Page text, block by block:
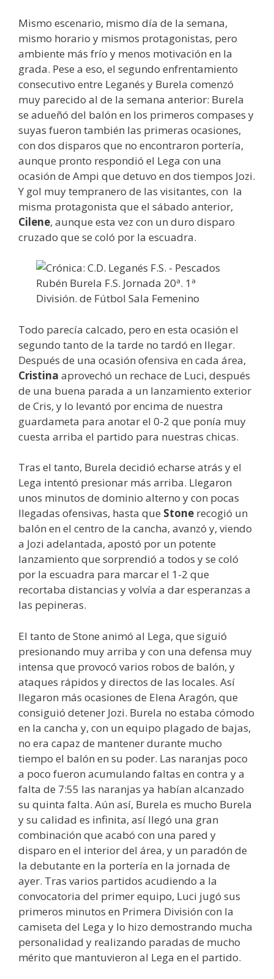
Mismo escenario, mismo día de la semana,
mismo horario y mismos protagonistas, pero
ambiente más frío y menos motivación en la
grada. Pese a eso, el segundo enfrentamiento
consecutivo entre Leganés y Burela comenzó
muy parecido al de la semana anterior: Burela
se adueñó del balón en los primeros compases y
suyas fueron también las primeras ocasiones,
con dos disparos que no encontraron portería,
aunque pronto respondió el Lega con una
ocasión de Ampi que detuvo en dos tiempos Jozi.
Y gol muy tempranero de las visitantes, con la
misma protagonista que el sábado anterior,
Cilene, aunque esta vez con un duro disparo
cruzado que se coló por la escuadra.
Todo parecía calcado, pero en esta ocasión el
segundo tanto de la tarde no tardó en llegar.
Después de una ocasión ofensiva en cada área,
Cristina aprovechó un rechace de Luci, después
de una buena parada a un lanzamiento exterior
de Cris, y lo levantó por encima de nuestra
guardameta para anotar el 0-2 que ponía muy
cuesta arriba el partido para nuestras chicas.
Tras el tanto, Burela decidió echarse atrás y el
Lega intentó presionar más arriba. Llegaron
unos minutos de dominio alterno y con pocas
llegadas ofensivas, hasta que Stone recogió un
balón en el centro de la cancha, avanzó y, viendo
a Jozi adelantada, apostó por un potente
lanzamiento que sorprendió a todos y se coló
por la escuadra para marcar el 1-2 que
recortaba distancias y volvía a dar esperanzas a
las pepineras.
El tanto de Stone animó al Lega, que siguió
presionando muy arriba y con una defensa muy
intensa que provocó varios robos de balón, y
ataques rápidos y directos de las locales. Así
llegaron más ocasiones de Elena Aragón, que
consiguió detener Jozi. Burela no estaba cómodo
en la cancha y, con un equipo plagado de bajas,
no era capaz de mantener durante mucho
tiempo el balón en su poder. Las naranjas poco
a poco fueron acumulando faltas en contra y a
falta de 7:55 las naranjas ya habían alcanzado
su quinta falta. Aún así, Burela es mucho Burela
y su calidad es infinita, así llegó una gran
combinación que acabó con una pared y
disparo en el interior del área, y un paradón de
la debutante en la portería en la jornada de
ayer. Tras varios partidos acudiendo a la
convocatoria del primer equipo, Luci jugó sus
primeros minutos en Primera División con la
camiseta del Lega y lo hizo demostrando mucha
personalidad y realizando paradas de mucho
mérito que mantuvieron al Lega en el partido.